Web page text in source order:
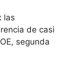
las
de casi
segunda